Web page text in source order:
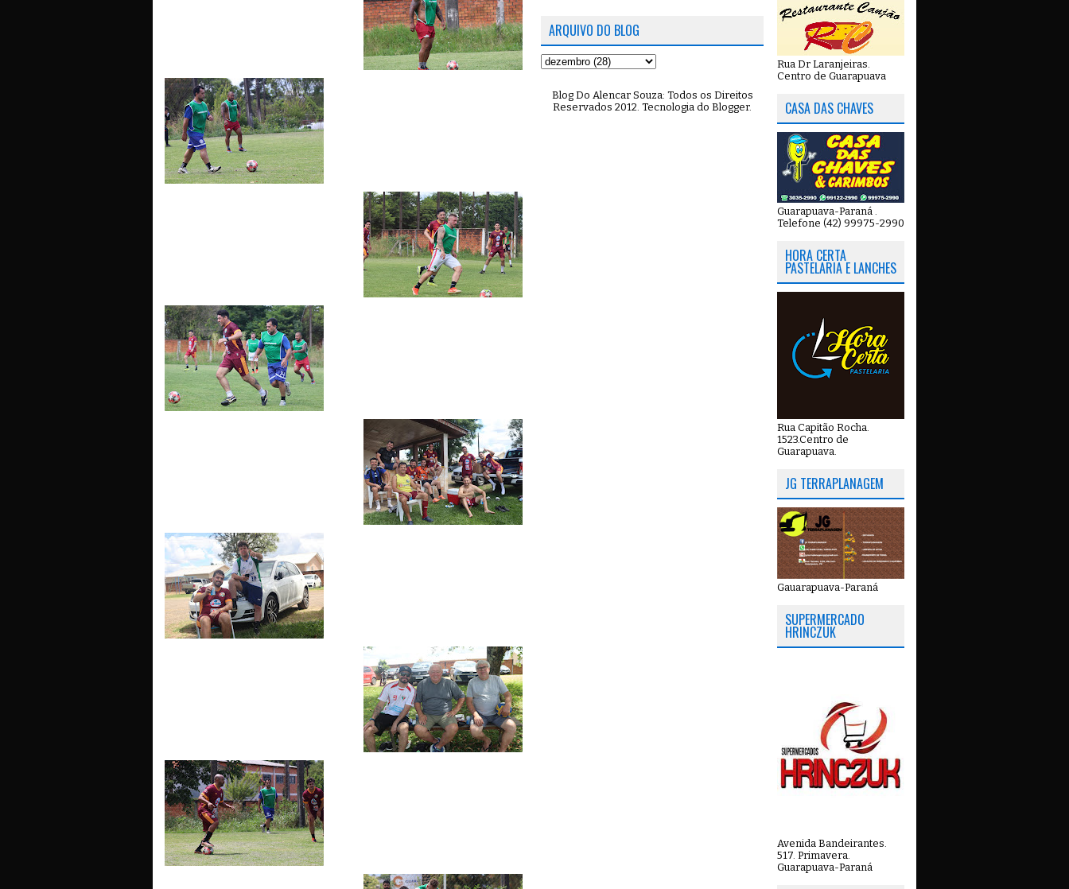
ARQUIVO DO BLOG
Blog Do Alencar Souza: Todos os Direitos
Reservados 2012. Tecnologia do Blogger.
Rua Dr Laranjeiras.
Centro de Guarapuava
CASA DAS CHAVES
Guarapuava-Paraná .
Telefone (42) 99975-2990
HORA CERTA
PASTELARIA E LANCHES
Rua Capitão Rocha.
1523.Centro de
Guarapuava.
JG TERRAPLANAGEM
Gauarapuava-Paraná
SUPERMERCADO
HRINCZUK
Avenida Bandeirantes.
517. Primavera.
Guarapuava-Paraná